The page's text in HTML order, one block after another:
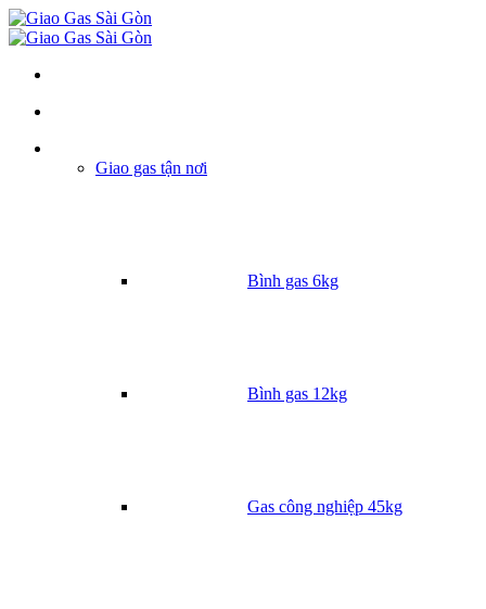
Giao gas tận nơi
Bình gas 6kg
Bình gas 12kg
Gas công nghiệp 45kg